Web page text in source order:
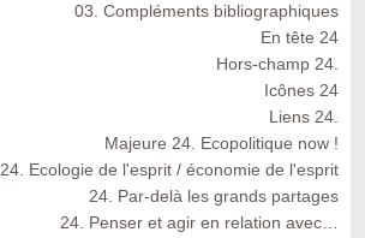
03. Compléments bibliographiques
En tête 24
Hors-champ 24.
Icônes 24
Liens 24.
Majeure 24. Ecopolitique now !
24. Ecologie de l'esprit / économie de l'esprit
24. Par-delà les grands partages
24. Penser et agir en relation avec…